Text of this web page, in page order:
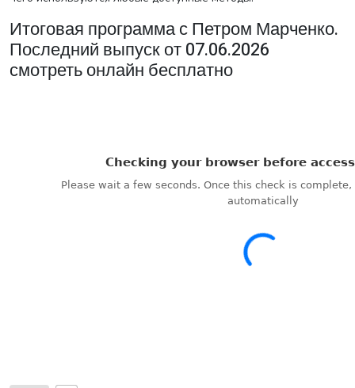
Итоговая программа с Петром Марченко.
Последний выпуск от 07.06.2026
смотреть онлайн бесплатно